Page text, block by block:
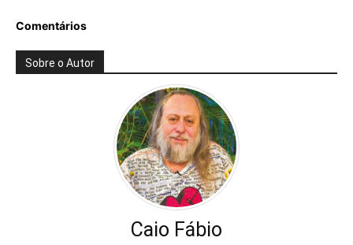
Comentários
Sobre o Autor
Caio Fábio